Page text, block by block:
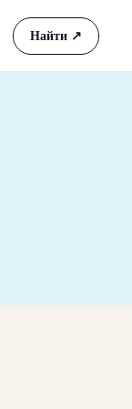
Найти ↗